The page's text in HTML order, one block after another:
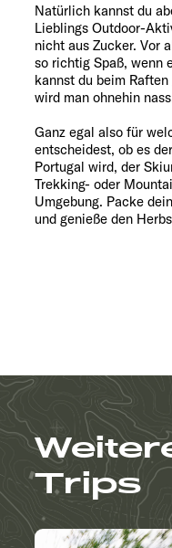
Natürlich kannst du
Lieblings Outdoor-
nicht aus Zucker. Vor
so richtig Spaß, wenn
kannst du beim
wird man ohnehin
Ganz egal also für
entscheidest, ob es
Portugal wird, der
Trekking- oder
Umgebung. Packe
und genieße den
Trips